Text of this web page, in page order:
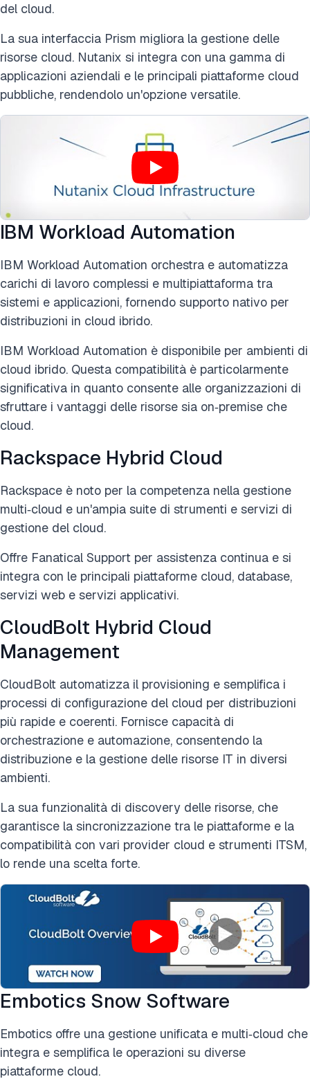
del cloud.
La sua interfaccia Prism migliora la gestione delle
risorse cloud. Nutanix si integra con una gamma di
applicazioni aziendali e le principali piattaforme cloud
pubbliche, rendendolo un'opzione versatile​​.
IBM Workload Automation
IBM Workload Automation orchestra e automatizza
carichi di lavoro complessi e multipiattaforma tra
sistemi e applicazioni, fornendo supporto nativo per
distribuzioni in cloud ibrido.
IBM Workload Automation è disponibile per ambienti di
cloud ibrido. Questa compatibilità è particolarmente
significativa in quanto consente alle organizzazioni di
sfruttare i vantaggi delle risorse sia on‑premise che
cloud.
Rackspace Hybrid Cloud
Rackspace è noto per la competenza nella gestione
multi‑cloud e un'ampia suite di strumenti e servizi di
gestione del cloud.
Offre Fanatical Support per assistenza continua e si
integra con le principali piattaforme cloud, database,
servizi web e servizi applicativi.
CloudBolt Hybrid Cloud
Management
CloudBolt automatizza il provisioning e semplifica i
processi di configurazione del cloud per distribuzioni
più rapide e coerenti. Fornisce capacità di
orchestrazione e automazione, consentendo la
distribuzione e la gestione delle risorse IT in diversi
ambienti.
La sua funzionalità di discovery delle risorse, che
garantisce la sincronizzazione tra le piattaforme e la
compatibilità con vari provider cloud e strumenti ITSM,
lo rende una scelta forte​​.
Embotics Snow Software
Embotics offre una gestione unificata e multi‑cloud che
integra e semplifica le operazioni su diverse
piattaforme cloud.